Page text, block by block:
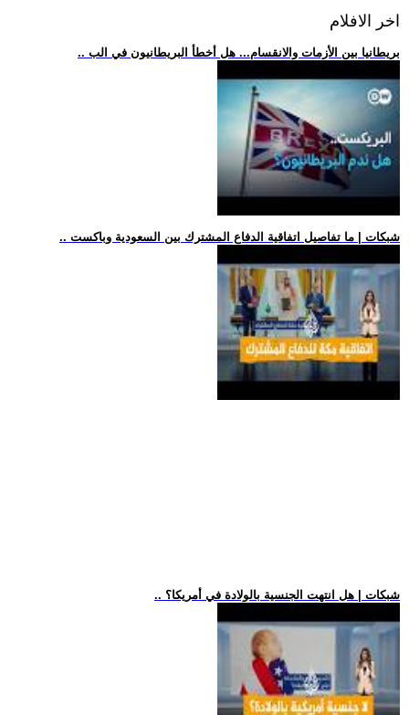
اخر الافلام
.. بريطانيا بين الأزمات والانقسام... هل أخطأ البريطانيون في الب
.. شبكات | ما تفاصيل اتفاقية الدفاع المشترك بين السعودية وباكست
.. شبكات | هل انتهت الجنسية بالولادة في أمريكا؟